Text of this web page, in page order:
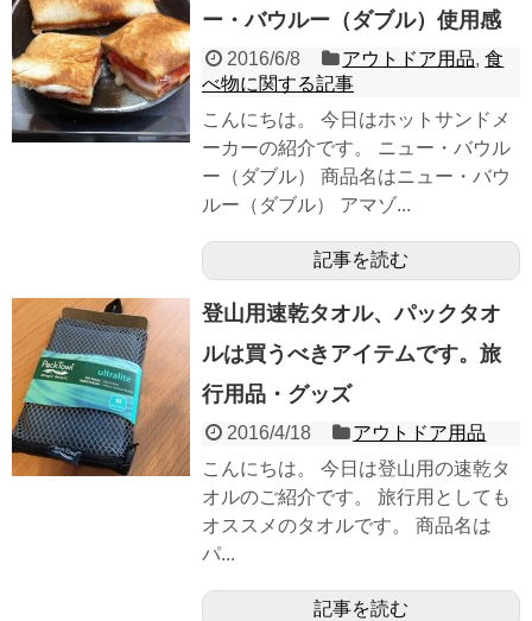
ー・バウルー（ダブル）使用感
2016/6/8 アウトドア用品,食
べ物に関する記事
こんにちは。 今日はホットサンドメ
ーカーの紹介です。 ニュー・バウル
ー（ダブル） 商品名はニュー・バウ
ルー（ダブル） アマゾ...
記事を読む
登山用速乾タオル、パックタオ
ルは買うべきアイテムです。旅
行用品・グッズ
2016/4/18
アウトドア用品
こんにちは。 今日は登山用の速乾タ
オルのご紹介です。 旅行用としても
オススメのタオルです。 商品名は
パ...
記事を読む